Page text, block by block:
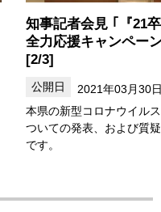
知事記者会見 ｢『21
全力応援キャンペー
[2/3]
2021年03月30
本県の新型コロナウイル
ついての発表、および質
です。